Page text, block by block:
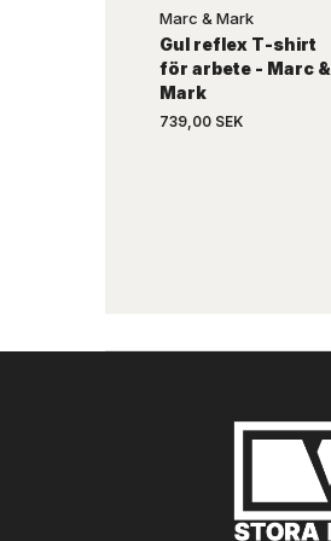
Marc & Mark
Gul reflex T-shirt
för arbete - Marc &
Mark
739,00 SEK